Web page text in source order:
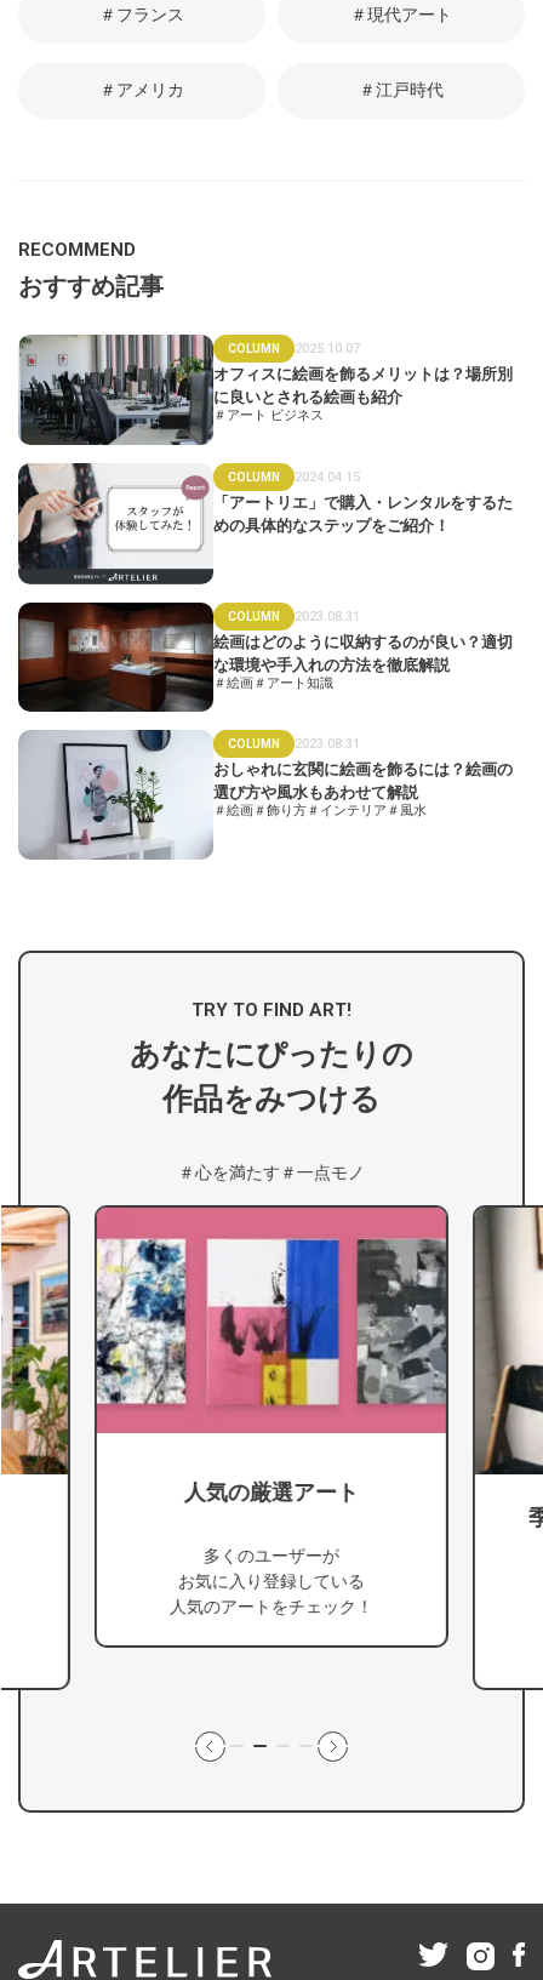
＃フランス ＃現代アート
＃アメリカ ＃江戸時代
RECOMMEND
おすすめ記事
COLUMN 2025.10.07
オフィスに絵画を飾るメリットは？場所別
に良いとされる絵画も紹介
＃アート ビジネス
COLUMN 2024.04.15
「アートリエ」で購入・レンタルをするた
めの具体的なステップをご紹介！
COLUMN 2023.08.31
絵画はどのように収納するのが良い？適切
な環境や手入れの方法を徹底解説
＃絵画＃アート知識
COLUMN 2023.08.31
おしゃれに玄関に絵画を飾るには？絵画の
選び方や風水もあわせて解説
＃絵画＃飾り方＃インテリア ＃風水
TRY TO FIND ART!
あなたにぴったりの
作品をみつける
＃心を満たす ＃一点モノ
人気の厳選アート
多くのユーザーが
お気に入り登録している
人気のアートをチェック！